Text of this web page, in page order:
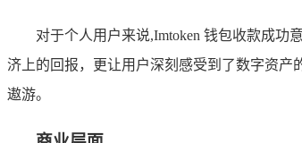
对于个人用户来说,Imtoken 钱包收款成
济上的回报，更让用户深刻感受到了数字资产
遨游。